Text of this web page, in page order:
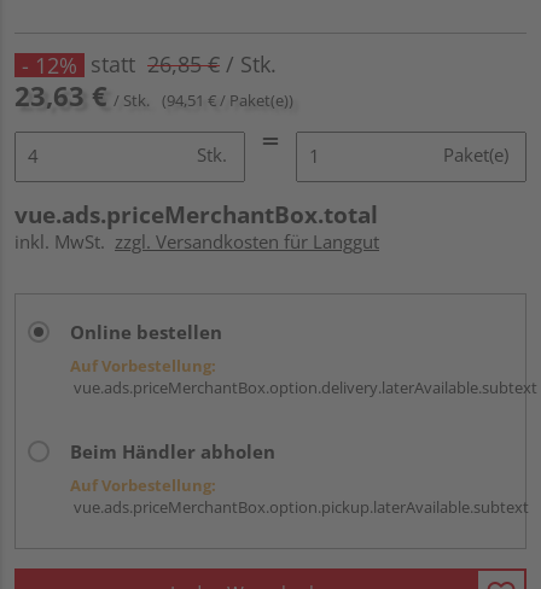
- 12% statt 26,85 € / Stk.
23,63 € / Stk. (94,51 € / Paket(e))
Stk. Paket(e)
vue.ads.priceMerchantBox.total
inkl. MwSt. zzgl. Versandkosten für Langgut
Online bestellen
Auf Vorbestellung:
vue.ads.priceMerchantBox.option.delivery.laterAvailable.subtext
Beim Händler abholen
Auf Vorbestellung:
vue.ads.priceMerchantBox.option.pickup.laterAvailable.subtext